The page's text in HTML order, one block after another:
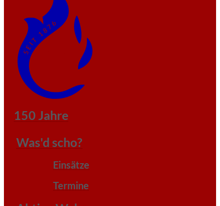
150 Jahre
Was'd scho?
Einsätze
Termine